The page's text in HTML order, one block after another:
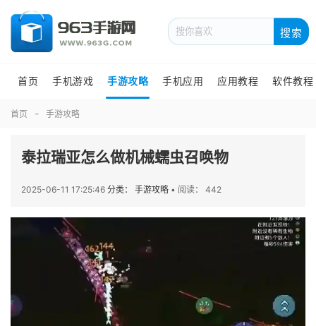
搜索
首页 手机游戏 手游攻略 手机应用 应用教程 软件教程
首页 手游攻略
泰拉瑞亚怎么做机械蠕虫召唤物
2025-06-11 17:25:46 分类： 手游攻略 • 阅读： 442